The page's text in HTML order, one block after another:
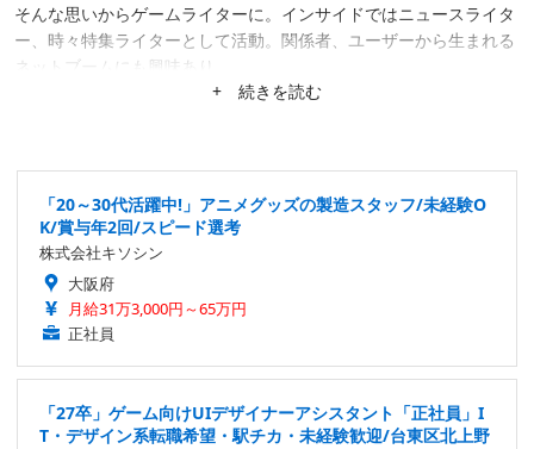
そんな思いからゲームライターに。インサイドではニュースライタ
ー、時々特集ライターとして活動。関係者、ユーザーから生まれる
ネットブームにも興味あり。
+ 続きを読む
「20～30代活躍中!」アニメグッズの製造スタッフ/未経験O
K/賞与年2回/スピード選考
株式会社キソシン
大阪府
月給31万3,000円～65万円
正社員
「27卒」ゲーム向けUIデザイナーアシスタント「正社員」I
T・デザイン系転職希望・駅チカ・未経験歓迎/台東区北上野